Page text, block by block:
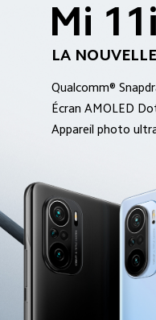
Mi
LA
Qualcomm®
Écran AMOLED
Appareil photo